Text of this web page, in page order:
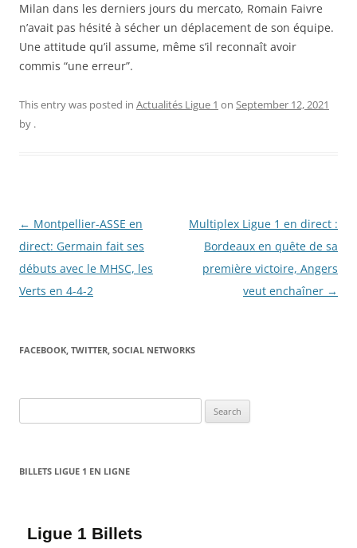
Milan dans les derniers jours du mercato, Romain Faivre
n’avait pas hésité à sécher un déplacement de son équipe.
Une attitude qu’il assume, même s’il reconnaît avoir
commis “une erreur”.
This entry was posted in Actualités Ligue 1 on September 12, 2021
by .
Post
navigation
← Montpellier-ASSE en
direct: Germain fait ses
débuts avec le MHSC, les
Verts en 4-4-2
Multiplex Ligue 1 en direct :
Bordeaux en quête de sa
première victoire, Angers
veut enchaîner →
FACEBOOK, TWITTER, SOCIAL NETWORKS
for:
BILLETS LIGUE 1 EN LIGNE